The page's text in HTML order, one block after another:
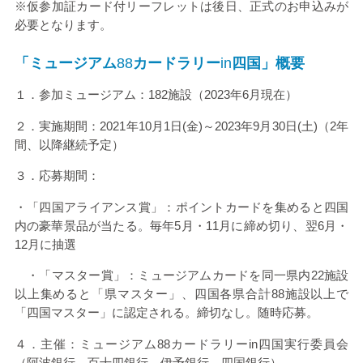
※仮参加証カード付リーフレットは後日、正式のお申込みが
必要となります。
「ミュージアム88カードラリーin 四国」概要
１．参加ミュージアム：182施設（2023年6月現在）
２．実施期間： 2021年10月 1 日(金) ～ 2023年9月 30日(土) （2年
間、以降継続予定）
３．応募期間：
・「四国アライアンス賞」：ポイントカードを集めると四国
内の豪華景品が当たる。毎年5 月・ 11 月に締め切り、翌6月・
12月に抽選
・「マスター賞」：ミュージアムカードを同一県内22施設
以上集めると「県マスター」、四国各県合計88施設以上で
「四国マスター」に認定される。締切なし。随時応募。
４．主催：ミュージアム88カードラリーin四国実行委員会